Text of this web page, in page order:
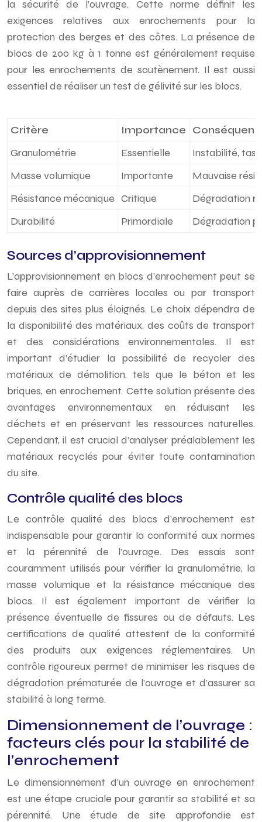
la sécurité de l’ouvrage. Cette norme définit les
exigences relatives aux enrochements pour la
protection des berges et des côtes. La présence de
blocs de 200 kg à 1 tonne est généralement requise
pour les enrochements de soutènement. Il est aussi
essentiel de réaliser un test de gélivité sur les blocs.
Critère Importance
Granulométrie
Essentielle
Instabilité,
Masse volumique
Importante
Mauvaise
Résistance mécanique Critique
Dégradation
Durabilité
Primordiale Dégradation
Sources d’approvisionnement
L’approvisionnement en blocs d’enrochement peut se
faire auprès de carrières locales ou par transport
depuis des sites plus éloignés. Le choix dépendra de
la disponibilité des matériaux, des coûts de transport
et des considérations environnementales. Il est
important d’étudier la possibilité de recycler des
matériaux de démolition, tels que le béton et les
briques, en enrochement. Cette solution présente des
avantages environnementaux en réduisant les
déchets et en préservant les ressources naturelles.
Cependant, il est crucial d’analyser préalablement les
matériaux recyclés pour éviter toute contamination
du site.
Contrôle qualité des blocs
Le contrôle qualité des blocs d’enrochement est
indispensable pour garantir la conformité aux normes
et la pérennité de l’ouvrage. Des essais sont
couramment utilisés pour vérifier la granulométrie, la
masse volumique et la résistance mécanique des
blocs. Il est également important de vérifier la
présence éventuelle de fissures ou de défauts. Les
certifications de qualité attestent de la conformité
des produits aux exigences réglementaires. Un
contrôle rigoureux permet de minimiser les risques de
dégradation prématurée de l’ouvrage et d’assurer sa
stabilité à long terme.
Dimensionnement de l’ouvrage :
facteurs clés pour la stabilité de
l’enrochement
Le dimensionnement d’un ouvrage en enrochement
est une étape cruciale pour garantir sa stabilité et sa
pérennité. Une étude de site approfondie est